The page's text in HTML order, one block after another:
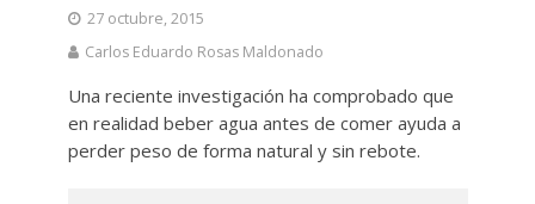
27 octubre, 2015
Carlos Eduardo Rosas Maldonado
Una reciente investigación ha comprobado que
en realidad beber agua antes de comer ayuda a
perder peso de forma natural y sin rebote.